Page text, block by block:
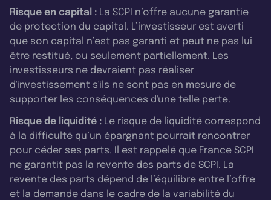
Risque en capital : La SCPI n’offre aucune garantie
de protection du capital. L’investisseur est averti
que son capital n’est pas garanti et peut ne pas lui
être restitué, ou seulement partiellement. Les
investisseurs ne devraient pas réaliser
d'investissement s'ils ne sont pas en mesure de
supporter les conséquences d'une telle perte.
Risque de liquidité : Le risque de liquidité correspond
à la difficulté qu’un épargnant pourrait rencontrer
pour céder ses parts. Il est rappelé que France SCPI
ne garantit pas la revente des parts de SCPI. La
revente des parts dépend de l’équilibre entre l’offre
et la demande dans le cadre de la variabilité du